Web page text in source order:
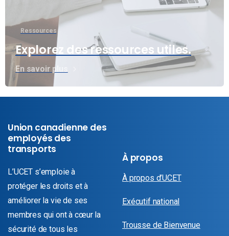
Ressources
Explorez des ressources utiles.
En savoir plus
Union canadienne des
employés des
transports
L’UCET s’emploie à
protéger les droits et à
améliorer la vie de ses
membres qui ont à cœur la
sécurité de tous les
À propos
À propos d’UCET
Exécutif national
Trousse de Bienvenue